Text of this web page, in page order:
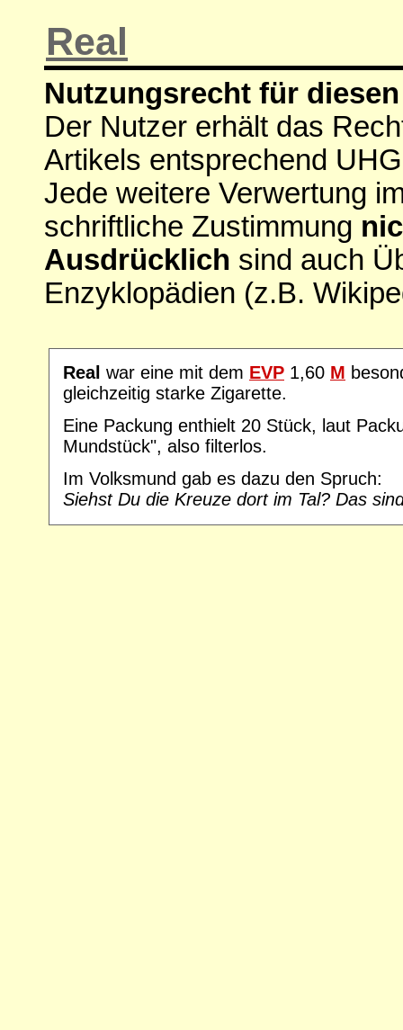
Real
Nutzungsrecht für
Der Nutzer erhält das
Artikels entsprechend
Jede weitere Verwertung
schriftliche Zustimmung
Ausdrücklich sind auch
Enzyklopädien (z.B.
Real war eine mit dem EVP 1,60 M
gleichzeitig starke Zigarette.
Eine Packung enthielt 20 Stück, laut
Mundstück", also filterlos.
Im Volksmund gab es dazu den Spruch:
Siehst Du die Kreuze dort im Tal? Das